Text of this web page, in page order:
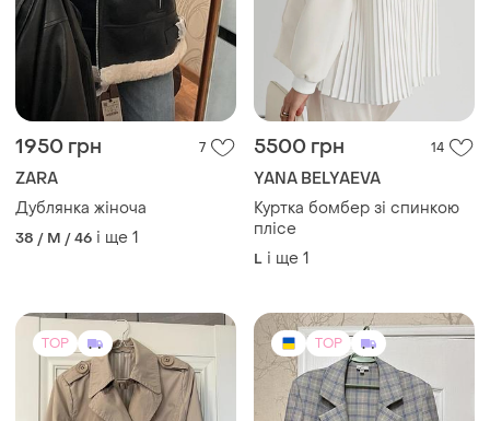
1950 грн 7
ZARA
Дублянка жіноча
38 / M / 46 і ще 1
5500 грн 14
YANA BELYAEVA
Куртка бомбер зі спинкою
плісе
L і ще 1
TOP TOP